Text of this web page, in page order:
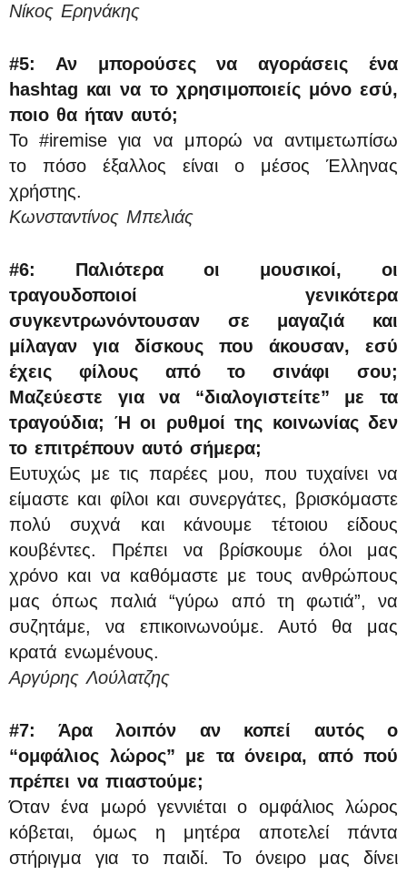
Νίκος Ερηνάκης
#5: Αν μπορούσες να αγοράσεις ένα
hashtag και να το χρησιμοποιείς μόνο εσύ,
ποιο θα ήταν αυτό;
Το #iremise για να μπορώ να αντιμετωπίσω
το πόσο έξαλλος είναι ο μέσος Έλληνας
χρήστης.
Κωνσταντίνος Μπελιάς
#6: Παλιότερα οι μουσικοί, οι
τραγουδοποιοί γενικότερα
συγκεντρωνόντουσαν σε μαγαζιά και
μίλαγαν για δίσκους που άκουσαν, εσύ
έχεις φίλους από το σινάφι σου;
Μαζεύεστε για να “διαλογιστείτε” με τα
τραγούδια; Ή οι ρυθμοί της κοινωνίας δεν
το επιτρέπουν αυτό σήμερα;
Ευτυχώς με τις παρέες μου, που τυχαίνει να
είμαστε και φίλοι και συνεργάτες, βρισκόμαστε
πολύ συχνά και κάνουμε τέτοιου είδους
κουβέντες. Πρέπει να βρίσκουμε όλοι μας
χρόνο και να καθόμαστε με τους ανθρώπους
μας όπως παλιά “γύρω από τη φωτιά”, να
συζητάμε, να επικοινωνούμε. Αυτό θα μας
κρατά ενωμένους.
Αργύρης Λούλατζης
#7: Άρα λοιπόν αν κοπεί αυτός ο
“ομφάλιος λώρος” με τα όνειρα, από πού
πρέπει να πιαστούμε;
Όταν ένα μωρό γεννιέται ο ομφάλιος λώρος
κόβεται, όμως η μητέρα αποτελεί πάντα
στήριγμα για το παιδί. Το όνειρο μας δίνει